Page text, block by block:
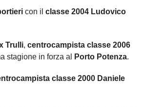
con il classe 2004 Ludovico
Trulli, centrocampista classe 2006
stagione in forza al Porto Potenza.
classe 2000 Daniele